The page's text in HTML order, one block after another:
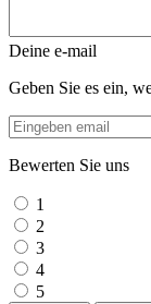
Deine e-mail
Geben Sie es ein,
Bewerten Sie uns
1
2
3
4
5